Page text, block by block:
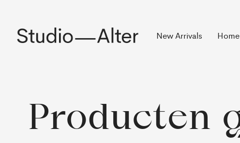
New Arrivals Home
Producten